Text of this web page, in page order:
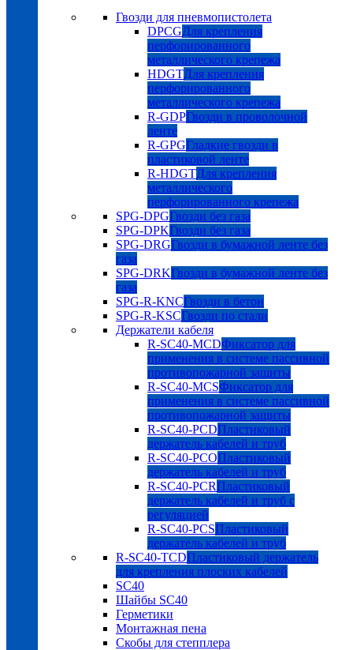
Гвозди для пневмопистолета
DPCGДля крепления
перфорированного
металлического крепежа
HDGTДля крепления
перфорированного
металлического крепежа
R-GDPГвозди в проволочной
ленте
R-GPGГладкие гвозди в
пластиковой ленте
R-HDGTДля крепления
металлического
перфорированного крепежа
SPG-DPGГвозди без газа
SPG-DPKГвозди без газа
SPG-DRGГвозди в бумажной ленте без
газа
SPG-DRKГвозди в бумажной ленте без
газа
SPG-R-KNCГвозди в бетон
SPG-R-KSCГвозди по стали
Держатели кабеля
R-SC40-MCDФиксатор для
применения в системе пассивной
противопожарной защиты
R-SC40-MCSФиксатор для
применения в системе пассивной
противопожарной защиты
R-SC40-PCDПластиковый
держатель кабелей и труб
R-SC40-PCOПластиковый
держатель кабелей и труб
R-SC40-PCRПластиковый
держатель кабелей и труб с
регуляцией
R-SC40-PCSПластиковый
держатель кабелей и труб
R-SC40-TCDПластиковый держатель
для крепления плоских кабелей
SC40
Шайбы SC40
Герметики
Монтажная пена
Скобы для степплера